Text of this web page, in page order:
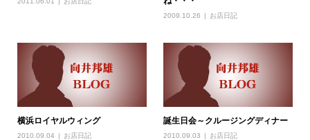
2009.10.26 お店日記
横浜ロイヤルウィング
2010.09.04 お店日記
誕生日会～クルージングディナー
2010.09.03 お店日記